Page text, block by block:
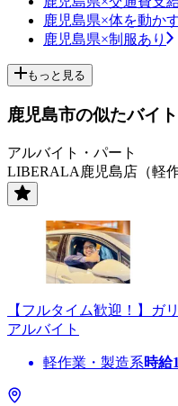
鹿児島県×体を動か
鹿児島県×制服あり
もっと見る
鹿児島市の似たバイト
アルバイト・パート
LIBERALA鹿児島店（軽
【フルタイム歓迎！】ガ
アルバイト
軽作業・製造系時給